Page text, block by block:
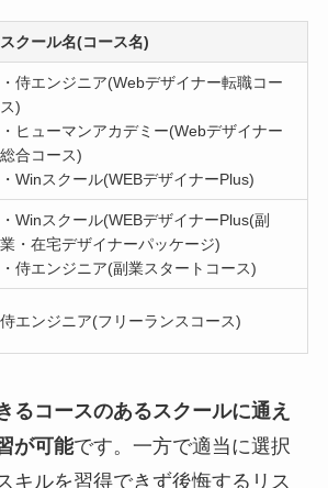
スクール名(コース名)
・侍エンジニア(Webデザイナー転職コー
ス)
・ヒューマンアカデミー(Webデザイナー
総合コース)
・Winスクール(WEBデザイナーPlus)
・Winスクール(WEBデザイナーPlus(副
業・在宅デザイナーパッケージ)
・侍エンジニア(副業スタートコース)
侍エンジニア(フリーランスコース)
るコースのあるスクールに通え
が可能です。一方で適当に選択
キルを習得できず後悔するリス